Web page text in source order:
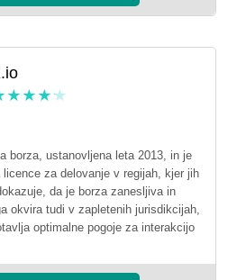
borza, ustanovljena leta 2013, in je
za delovanje v regijah, kjer jih
da je borza zanesljiva in
okvira tudi v zapletenih jurisdikcijah,
optimalne pogoje za interakcijo